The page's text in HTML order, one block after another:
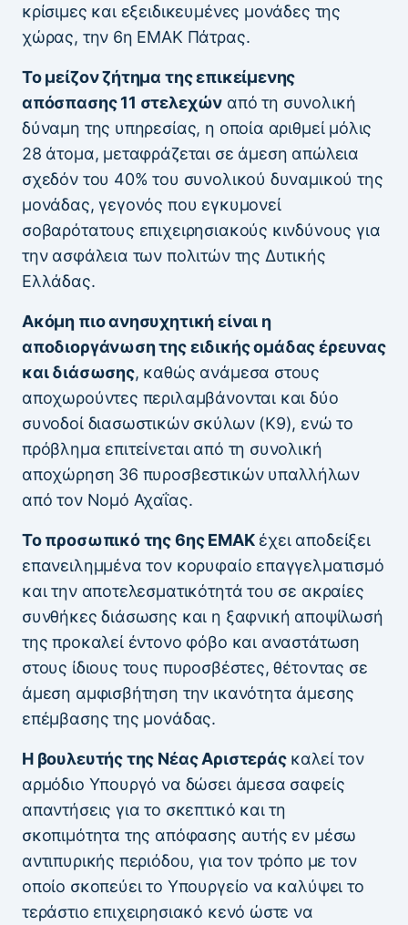
κρίσιμες και εξειδικευμένες μονάδες της
χώρας, την 6η ΕΜΑΚ Πάτρας.
Το μείζον ζήτημα της επικείμενης
απόσπασης 11 στελεχών από τη συνολική
δύναμη της υπηρεσίας, η οποία αριθμεί μόλις
28 άτομα, μεταφράζεται σε άμεση απώλεια
σχεδόν του 40% του συνολικού δυναμικού της
μονάδας, γεγονός που εγκυμονεί
σοβαρότατους επιχειρησιακούς κινδύνους για
την ασφάλεια των πολιτών της Δυτικής
Ελλάδας.
Ακόμη πιο ανησυχητική είναι η
αποδιοργάνωση της ειδικής ομάδας έρευνας
και διάσωσης, καθώς ανάμεσα στους
αποχωρούντες περιλαμβάνονται και δύο
συνοδοί διασωστικών σκύλων (Κ9), ενώ το
πρόβλημα επιτείνεται από τη συνολική
αποχώρηση 36 πυροσβεστικών υπαλλήλων
από τον Νομό Αχαΐας.
Το προσωπικό της 6ης ΕΜΑΚέχει αποδείξει
επανειλημμένα τον κορυφαίο επαγγελματισμό
και την αποτελεσματικότητά του σε ακραίες
συνθήκες διάσωσης και η ξαφνική αποψίλωσή
της προκαλεί έντονο φόβο και αναστάτωση
στους ίδιους τους πυροσβέστες, θέτοντας σε
άμεση αμφισβήτηση την ικανότητα άμεσης
επέμβασης της μονάδας.
Η βουλευτής της Νέας Αριστεράςκαλεί τον
αρμόδιο Υπουργό να δώσει άμεσα σαφείς
απαντήσεις για το σκεπτικό και τη
σκοπιμότητα της απόφασης αυτής εν μέσω
αντιπυρικής περιόδου, για τον τρόπο με τον
οποίο σκοπεύει το Υπουργείο να καλύψει το
τεράστιο επιχειρησιακό κενό ώστε να